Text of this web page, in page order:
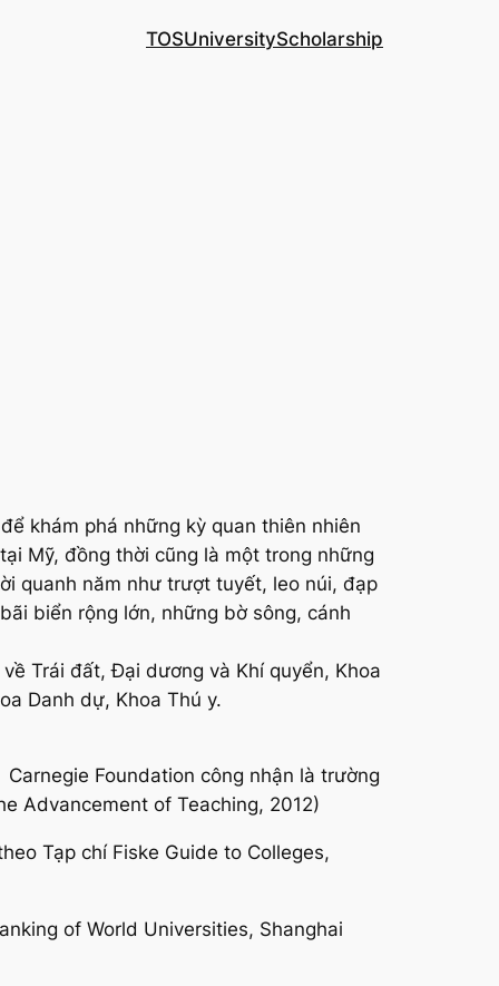
TOSUniversityScholarship
khám phá những kỳ quan thiên nhiên
Mỹ, đồng thời cũng là một trong những
quanh năm như trượt tuyết, leo núi, đạp
biển rộng lớn, những bờ sông, cánh
Trái đất, Đại dương và Khí quyển, Khoa
Danh dự, Khoa Thú y.
Foundation công nhận là trường
Advancement of Teaching, 2012)
Tạp chí Fiske Guide to Colleges,
of World Universities, Shanghai